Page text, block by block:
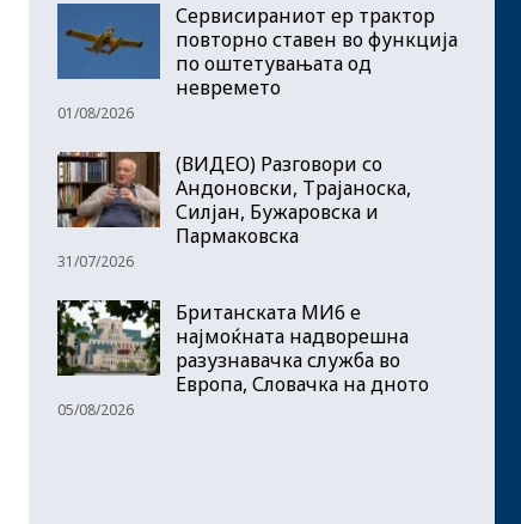
Сервисираниот ер трактор
повторно ставен во функција
по оштетувањата од
невремето
01/08/2026
(ВИДЕО) Разговори со
Андоновски, Трајаноска,
Силјан, Бужаровска и
Пармаковска
31/07/2026
Британската МИ6 е
најмоќната надворешна
разузнавачка служба во
Европа, Словачка на дното
05/08/2026